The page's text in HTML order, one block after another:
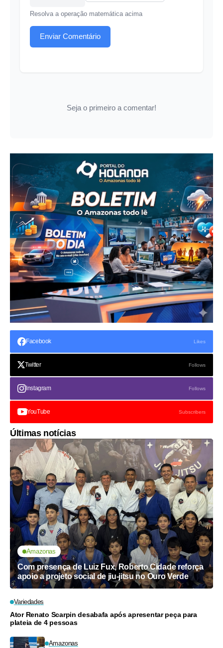
Resolva a operação matemática acima
Enviar Comentário
Seja o primeiro a comentar!
Facebook Likes
Twitter Follows
Instagram Follows
YouTube Subscribers
Últimas notícias
Amazonas
Com presença de Luiz Fux, Roberto Cidade reforça
apoio a projeto social de jiu-jitsu no Ouro Verde
Variedades
Ator Renato Scarpin desabafa após apresentar peça para
plateia de 4 pessoas
Amazonas